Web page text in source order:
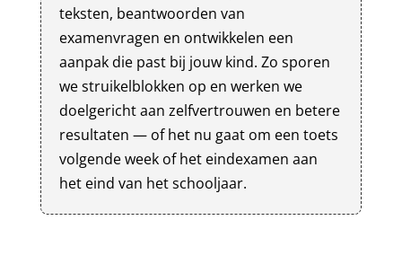
teksten, beantwoorden van
examenvragen en ontwikkelen een
aanpak die past bij jouw kind. Zo sporen
we struikelblokken op en werken we
doelgericht aan zelfvertrouwen en betere
resultaten — of het nu gaat om een toets
volgende week of het eindexamen aan
het eind van het schooljaar.